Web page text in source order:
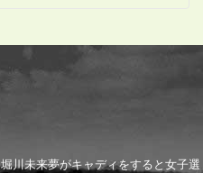
堀川未来夢がキャディをすると女子選